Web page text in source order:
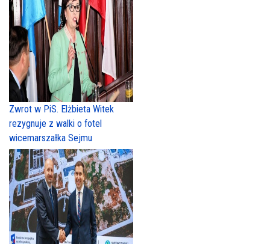
Zwrot w PiS. Elżbieta Witek
rezygnuje z walki o fotel
wicemarszałka Sejmu